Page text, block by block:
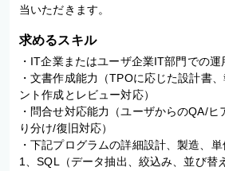
当いただきます。
求めるスキル
・IT企業またはユーザ企業IT部門での
・文書作成能力（TPOに応じた設計書
ント作成とレビュー対応）
・問合せ対応能力（ユーザからのQA/ヒ
り分け/復旧対応）
・下記プログラムの詳細設計、製造、
1、SQL（データ抽出、絞込み、並び替